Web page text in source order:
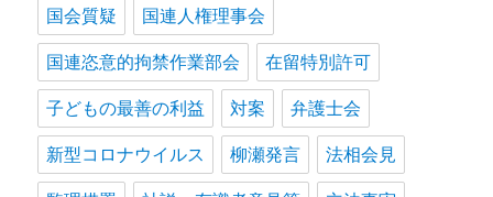
国会質疑 国連人権理事会
国連恣意的拘禁作業部会 在留特別許可
子どもの最善の利益 対案 弁護士会
新型コロナウイルス 柳瀬発言 法相会見